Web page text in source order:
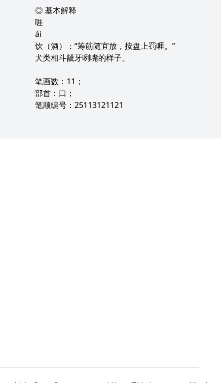
◎ 基本解释
啀
ái
饮（酒）：“筹筋随宜放，按盘上罚啀。”
犬类相斗龇牙咧嘴的样子。
笔画数：11；
部首：口；
笔顺编号：25113121121